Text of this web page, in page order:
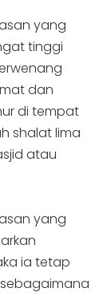
yang
tinggi
dan
di tempat
shalat lima
atau
yang
ia tetap